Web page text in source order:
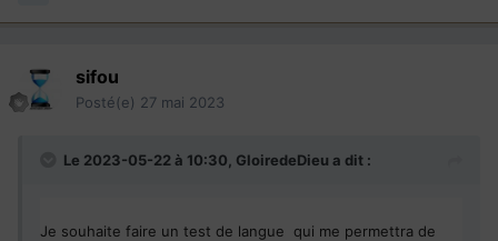
sifou
Posté(e) 27 mai 2023
Le 2023-05-22 à 10:30, GloiredeDieu a dit :
Je souhaite faire un test de langue qui me permettra de